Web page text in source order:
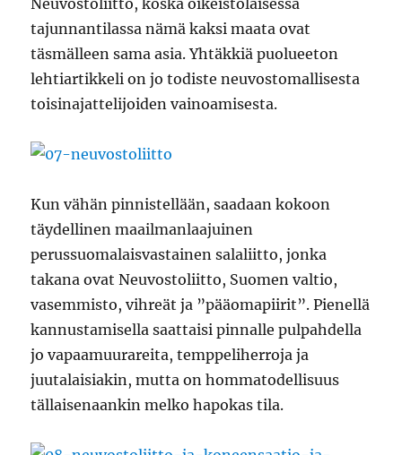
Neuvostoliitto, koska oikeistolaisessa
tajunnantilassa nämä kaksi maata ovat
täsmälleen sama asia. Yhtäkkiä puolueeton
lehtiartikkeli on jo todiste neuvostomallisesta
toisinajattelijoiden vainoamisesta.
Kun vähän pinnistellään, saadaan kokoon
täydellinen maailmanlaajuinen
perussuomalaisvastainen salaliitto, jonka
takana ovat Neuvostoliitto, Suomen valtio,
vasemmisto, vihreät ja ”pääomapiirit”. Pienellä
kannustamisella saattaisi pinnalle pulpahdella
jo vapaamuurareita, temppeliherroja ja
juutalaisiakin, mutta on hommatodellisuus
tällaisenaankin melko hapokas tila.